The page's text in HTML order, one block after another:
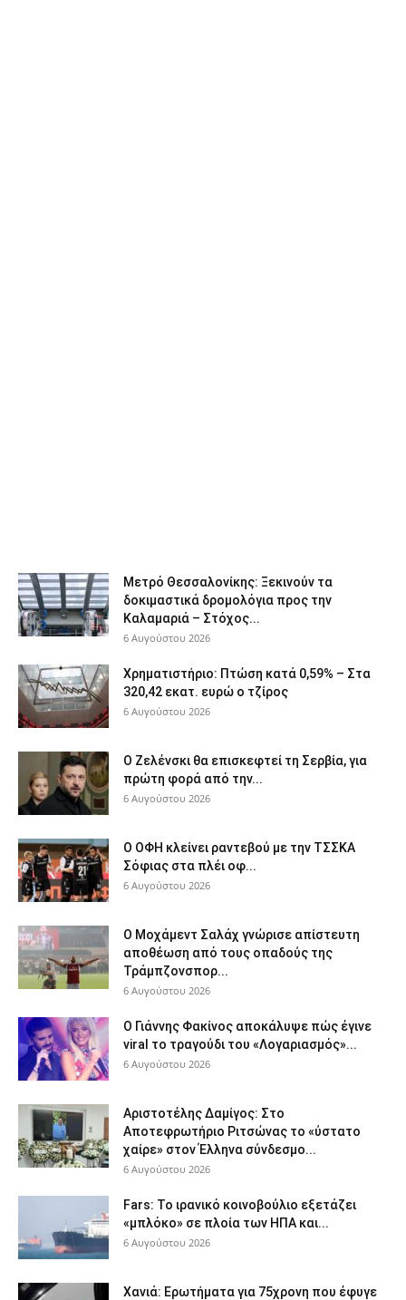
Μετρό Θεσσαλονίκης: Ξεκινούν τα
δοκιμαστικά δρομολόγια προς την
Καλαμαριά – Στόχος...
6 Αυγούστου 2026
Χρηματιστήριο: Πτώση κατά 0,59% – Στα
320,42 εκατ. ευρώ ο τζίρος
6 Αυγούστου 2026
Ο Ζελένσκι θα επισκεφτεί τη Σερβία, για
πρώτη φορά από την...
6 Αυγούστου 2026
Ο ΟΦΗ κλείνει ραντεβού με την ΤΣΣΚΑ
Σόφιας στα πλέι οφ...
6 Αυγούστου 2026
Ο Μοχάμεντ Σαλάχ γνώρισε απίστευτη
αποθέωση από τους οπαδούς της
Τράμπζονσπορ...
6 Αυγούστου 2026
Ο Γιάννης Φακίνος αποκάλυψε πώς έγινε
viral το τραγούδι του «Λογαριασμός»...
6 Αυγούστου 2026
Αριστοτέλης Δαμίγος: Στο
Αποτεφρωτήριο Ριτσώνας το «ύστατο
χαίρε» στον Έλληνα σύνδεσμο...
6 Αυγούστου 2026
Fars: Το ιρανικό κοινοβούλιο εξετάζει
«μπλόκο» σε πλοία των ΗΠΑ και...
6 Αυγούστου 2026
Χανιά: Ερωτήματα για 75χρονη που έφυγε